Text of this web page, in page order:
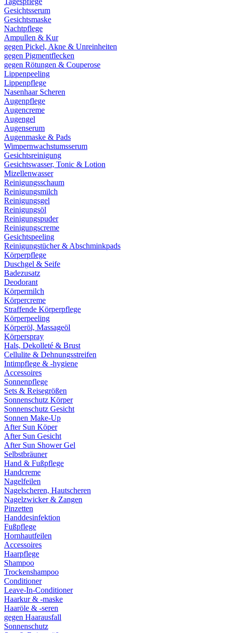
Gesichtsserum
Gesichtsmaske
Nachtpflege
Ampullen & Kur
gegen Pickel, Akne & Unreinheiten
gegen Pigmentflecken
gegen Rötungen & Couperose
Lippenpeeling
Lippenpflege
Nasenhaar Scheren
Augenpflege
Augencreme
Augengel
Augenserum
Augenmaske & Pads
Wimpernwachstumsserum
Gesichtsreinigung
Gesichtswasser, Tonic & Lotion
Mizellenwasser
Reinigungsschaum
Reinigungsmilch
Reinigungsgel
Reinigungsöl
Reinigungspuder
Reinigungscreme
Gesichtspeeling
Reinigungstücher & Abschminkpads
Körperpflege
Duschgel & Seife
Badezusatz
Deodorant
Körpermilch
Körpercreme
Straffende Körperpflege
Körperpeeling
Körperöl, Massageöl
Körperspray
Hals, Dekolleté & Brust
Cellulite & Dehnungsstreifen
Intimpflege & -hygiene
Accessoires
Sonnenpflege
Sets & Reisegrößen
Sonnenschutz Körper
Sonnenschutz Gesicht
Sonnen Make-Up
After Sun Köper
After Sun Gesicht
After Sun Shower Gel
Selbstbräuner
Hand & Fußpflege
Handcreme
Nagelfeilen
Nagelscheren, Hautscheren
Nagelzwicker & Zangen
Pinzetten
Handdesinfektion
Fußpflege
Hornhautfeilen
Accessoires
Haarpflege
Shampoo
Trockenshampoo
Conditioner
Leave-In-Conditioner
Haarkur & -maske
Haaröle & -seren
gegen Haarausfall
Sonnenschutz